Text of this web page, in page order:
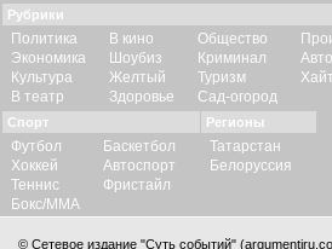
Рубрики
Политика
Экономика
Культура
В театр
В кино
Шоубиз
Желтый
Здоровье
Общество
Криминал
Туризм
Сад-огород
Авто
Спорт
Футбол
Хоккей
Теннис
Бокс/ММА
Баскетбол
Автоспорт
Фристайл
Регионы
Татарстан
Белоруссия
© Сетевое издание "Суть событий"